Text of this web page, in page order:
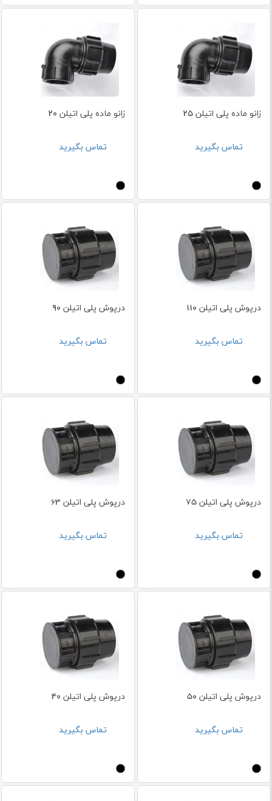
زانو ماده پلی اتیلن 25
تماس بگیرید
زانو ماده پلی اتیلن 20
تماس بگیرید
درپوش پلی اتیلن 110
تماس بگیرید
درپوش پلی اتیلن 90
تماس بگیرید
درپوش پلی اتیلن 75
تماس بگیرید
درپوش پلی اتیلن 63
تماس بگیرید
درپوش پلی اتیلن 50
تماس بگیرید
درپوش پلی اتیلن 40
تماس بگیرید